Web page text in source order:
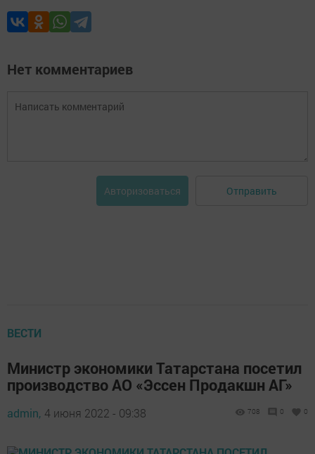
Нет комментариев
Авторизоваться Отправить
ВЕСТИ
Министр экономики Татарстана посетил
производство АО «Эссен Продакшн АГ»
admin, 4 июня 2022 - 09:38 708 0 0